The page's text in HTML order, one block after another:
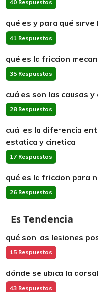
40 Respuestas
qué es y para qué
41 Respuestas
qué es la friccion
35 Respuestas
cuáles son las causas
28 Respuestas
cuál es la diferencia
estatica y cinetica
17 Respuestas
qué es la friccion para
26 Respuestas
Es Tendencia
qué son las lesiones
15 Respuestas
dónde se ubica la
43 Respuestas